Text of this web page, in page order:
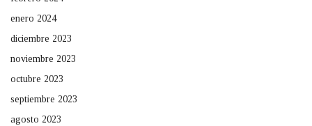
enero 2024
diciembre 2023
noviembre 2023
octubre 2023
septiembre 2023
agosto 2023